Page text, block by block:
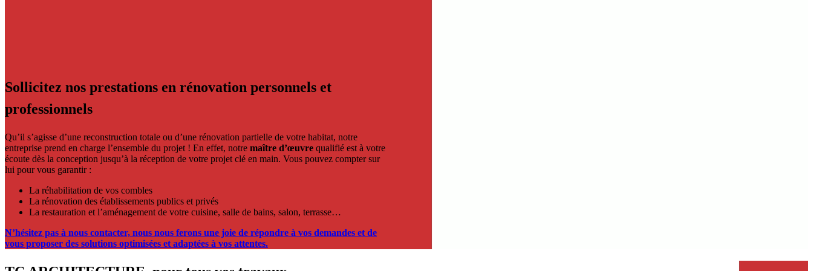
Sollicitez nos prestations en rénovation personnels et
professionnels
Qu’il s’agisse d’une reconstruction totale ou d’une rénovation partielle de votre habitat, notre
entreprise prend en charge l’ensemble du projet ! En effet, notre maître d’œuvre qualifié est à votre
écoute dès la conception jusqu’à la réception de votre projet clé en main. Vous pouvez compter sur
lui pour vous garantir :
La réhabilitation de vos combles
La rénovation des établissements publics et privés
La restauration et l’aménagement de votre cuisine, salle de bains, salon, terrasse…
N’hésitez pas à nous contacter, nous nous ferons une joie de répondre à vos demandes et de
vous proposer des solutions optimisées et adaptées à vos attentes.